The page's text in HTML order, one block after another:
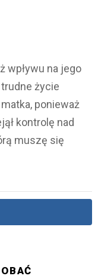
wpływu na jego
życie
ponieważ
kontrolę nad
muszę się